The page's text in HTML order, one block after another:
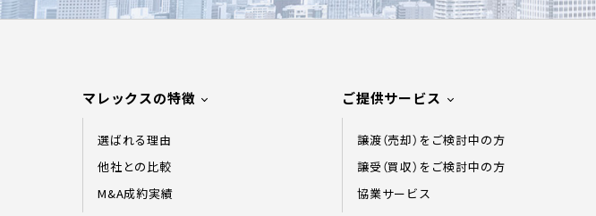
マレックスの特徴
選ばれる理由
他社との比較
M&A成約実績
ご提供サービス
譲渡（売却）をご検討中の方
譲受（買収）をご検討中の方
協業サービス